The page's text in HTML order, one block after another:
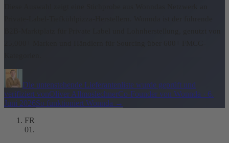
Die untenstehende Lieferantenliste wurde geprüft und
verifiziert vonOliver AllmoslechnerCo-Founder von Wonnda · 6.
Juni 2026So funktioniert Wonnda →
FR
01 .